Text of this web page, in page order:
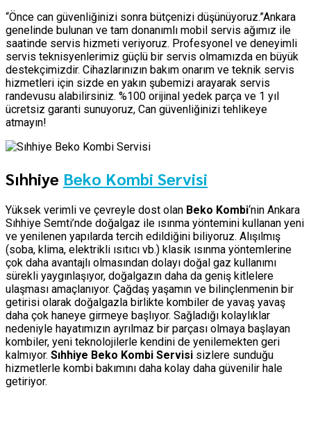
“Önce can güvenliğinizi sonra bütçenizi düşünüyoruz.”Ankara
genelinde bulunan ve tam donanımlı mobil servis ağımız ile
saatinde servis hizmeti veriyoruz. Profesyonel ve deneyimli
servis teknisyenlerimiz güçlü bir servis olmamızda en büyük
destekçimizdir. Cihazlarınızın bakım onarım ve teknik servis
hizmetleri için sizde en yakın şubemizi arayarak servis
randevusu alabilirsiniz. %100 orijinal yedek parça ve 1 yıl
ücretsiz garanti sunuyoruz, Can güvenliğinizi tehlikeye
atmayın!
Sıhhiye Beko Kombi Servisi
Yüksek verimli ve çevreyle dost olan Beko Kombi‘nin Ankara
Sıhhiye Semti’nde doğalgaz ile ısınma yöntemini kullanan yeni
ve yenilenen yapılarda tercih edildiğini biliyoruz. Alışılmış
(soba, klima, elektrikli ısıtıcı vb.) klasik ısınma yöntemlerine
çok daha avantajlı olmasından dolayı doğal gaz kullanımı
sürekli yaygınlaşıyor, doğalgazın daha da geniş kitlelere
ulaşması amaçlanıyor. Çağdaş yaşamın ve bilinçlenmenin bir
getirisi olarak doğalgazla birlikte kombiler de yavaş yavaş
daha çok haneye girmeye başlıyor. Sağladığı kolaylıklar
nedeniyle hayatımızın ayrılmaz bir parçası olmaya başlayan
kombiler, yeni teknolojilerle kendini de yenilemekten geri
kalmıyor. Sıhhiye Beko Kombi Servisi sizlere sunduğu
hizmetlerle kombi bakımını daha kolay daha güvenilir hale
getiriyor.